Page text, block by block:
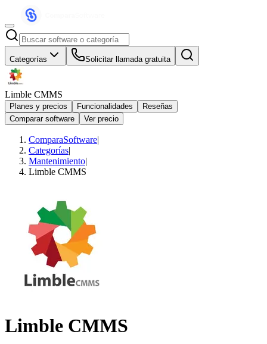
Categorías Solicitar llamada gratuita
Limble CMMS
Planes y precios Funcionalidades
Reseñas
Comparar software
Ver precio
ComparaSoftware|
Categorías|
Mantenimiento|
Limble CMMS
Limble CMMS